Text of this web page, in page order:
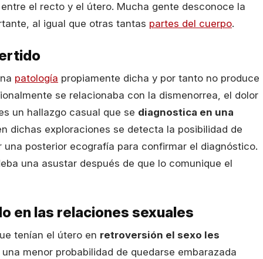
el recto y el útero. Mucha gente desconoce la
al igual que otras tantas partes del cuerpo.
patología propiamente dicha y por tanto no produce
se relacionaba con la dismenorrea, el dolor
un hallazgo casual que se diagnostica en una
dichas exploraciones se detecta la posibilidad de
posterior ecografía para confirmar el diagnóstico.
una asustar después de que lo comunique el
en las relaciones sexuales
tenían el útero en retroversión el sexo les
menor probabilidad de quedarse embarazada